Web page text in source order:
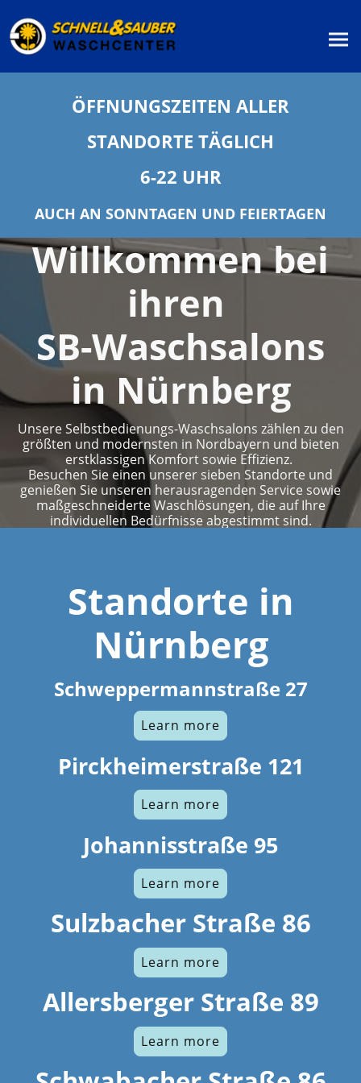
ÖFFNUNGSZEITEN ALLER
STANDORTE TÄGLICH
6-22 UHR
AUCH AN SONNTAGEN UND FEIERTAGEN
Willkommen bei
ihren
SB-Waschsalons
in Nürnberg
Unsere Selbstbedienungs-Waschsalons zählen zu den
größten und modernsten in Nordbayern und bieten
erstklassigen Komfort sowie Effizienz.
Besuchen Sie einen unserer sieben Standorte und
genießen Sie unseren herausragenden Service sowie
maßgeschneiderte Waschlösungen, die auf Ihre
individuellen Bedürfnisse abgestimmt sind.
Standorte in
Nürnberg
Schweppermannstraße 27
Learn more
Pirckheimerstraße 121
Learn more
Johannisstraße 95
Learn more
Sulzbacher Straße 86
Learn more
Allersberger Straße 89
Learn more